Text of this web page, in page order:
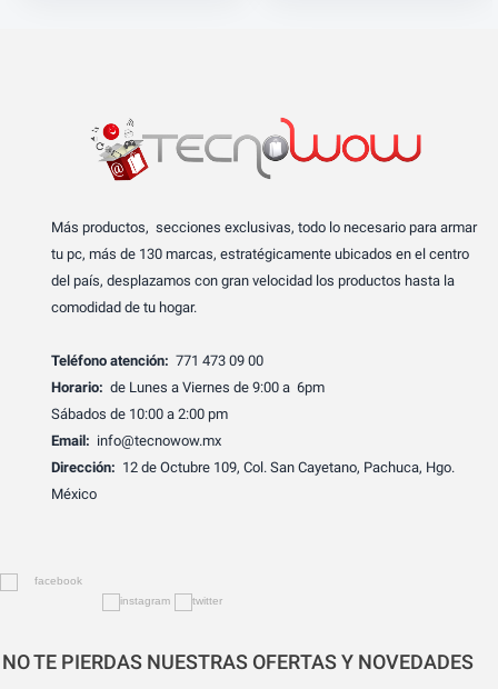
Más productos, secciones exclusivas, todo lo necesario para armar
tu pc, más de 130 marcas, estratégicamente ubicados en el centro
del país, desplazamos con gran velocidad los productos hasta la
comodidad de tu hogar.
Teléfono atención: 771 473 09 00
Horario: de Lunes a Viernes de 9:00 a 6pm
Sábados de 10:00 a 2:00 pm
Email: info@tecnowow.mx
Dirección: 12 de Octubre 109, Col. San Cayetano, Pachuca, Hgo.
México
NO TE PIERDAS NUESTRAS OFERTAS Y NOVEDADES